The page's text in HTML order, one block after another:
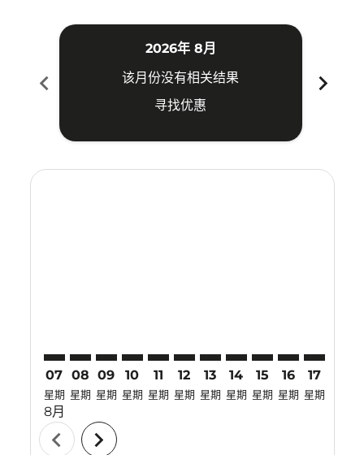
chevron_left
2026年 8月
该月份没有相关结果
寻找优惠
chevron_right
07
星期
8月
08
星期
09
星期
10
星期
11
星期
12
星期
13
星期
14
星期
15
星期
16
星期
17
星期
chevron_left chevron_right